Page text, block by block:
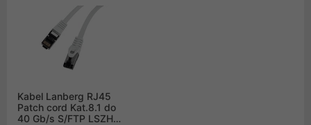
Kabel Lanberg RJ45
Patch cord Kat.8.1 do
40 Gb/s S/FTP LSZH